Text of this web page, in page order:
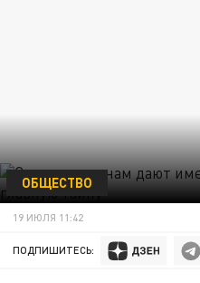
ОБЩЕСТВО
19 ИЮЛЯ 11:42
ПОДПИШИТЕСЬ: